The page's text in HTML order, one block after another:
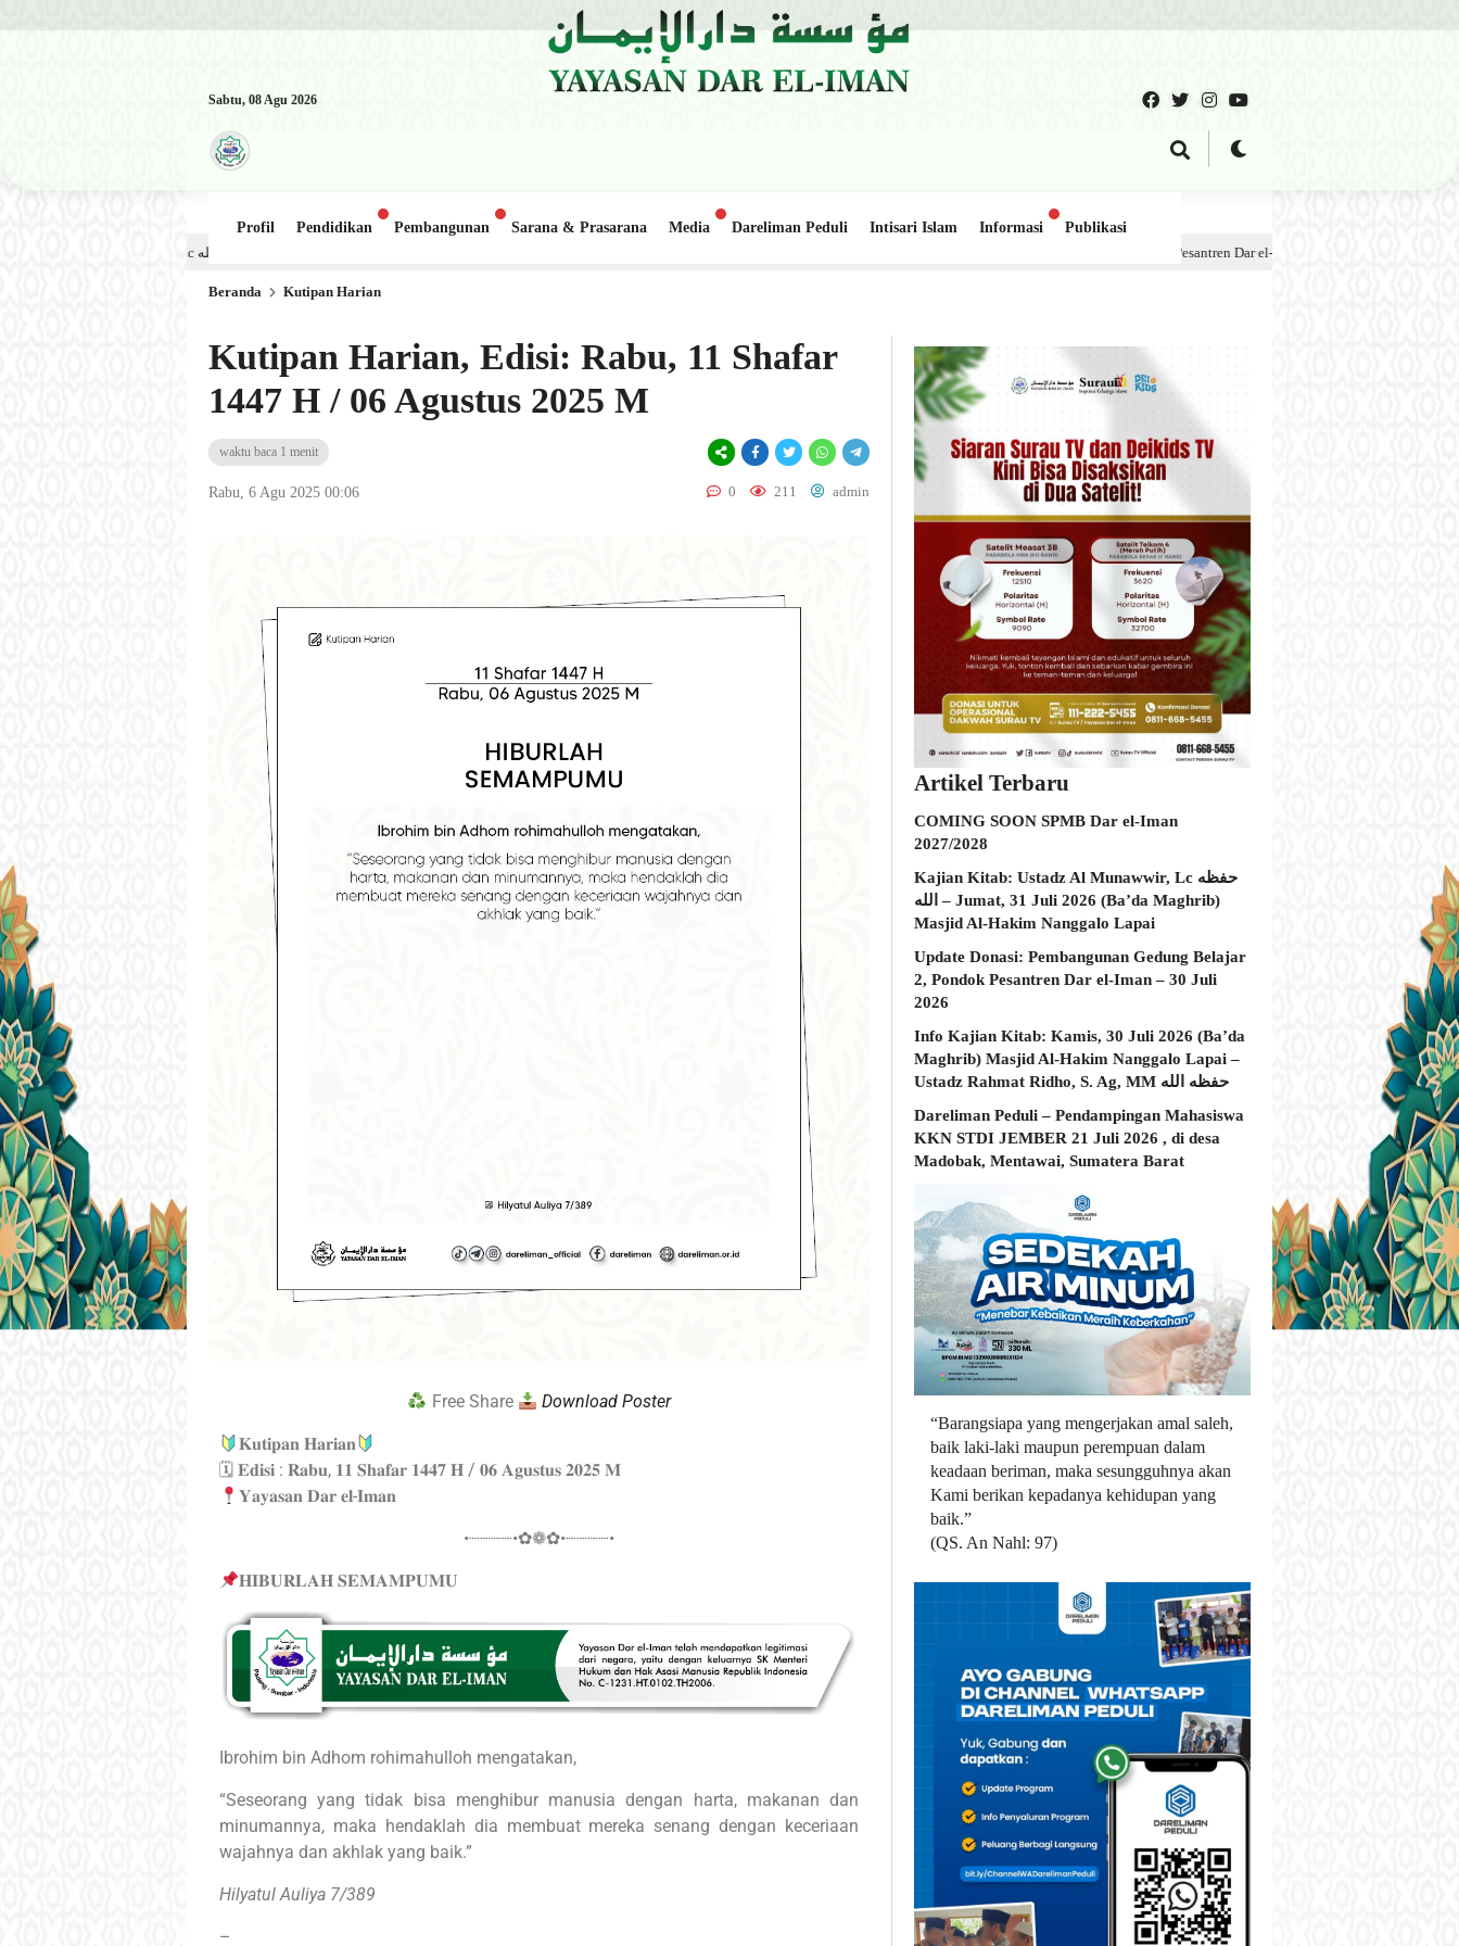
Sabtu, 08 Agu 2026
Profil Pendidikan Pembangunan Sarana & Prasarana Media Dareliman Peduli Intisari Islam Informasi
Publikasi
Kajian Kitab: Ustadz Al Munawwir, Lc حفظه الله – Jumat, 31 Juli 2026 (Ba’da Maghrib) Masjid Al-Hakim Nanggalo Lapai
Update Donasi: Pembangunan Gedung Belajar 2, Pondok Pesantren Dar el-Iman – 30 Juli 2026
Beranda Kutipan Harian
Kutipan Harian, Edisi: Rabu, 11 Shafar
1447 H / 06 Agustus 2025 M
waktu baca 1 menit
Rabu, 6 Agu 2025 00:06 0 211 admin
Free Share Download Poster
𝐊𝐮𝐭𝐢𝐩𝐚𝐧 𝐇𝐚𝐫𝐢𝐚𝐧
🗓 𝐄𝐝𝐢𝐬𝐢 : 𝐑𝐚𝐛𝐮, 𝟏𝟏 𝐒𝐡𝐚𝐟𝐚𝐫 𝟏𝟒𝟒𝟕 𝐇 / 𝟎𝟔 𝐀𝐠𝐮𝐬𝐭𝐮𝐬 𝟐𝟎𝟐𝟓 𝐌
𝐘𝐚𝐲𝐚𝐬𝐚𝐧 𝐃𝐚𝐫 𝐞𝐥-𝐈𝐦𝐚𝐧
•┈┈┈┈•✿❁✿•┈┈┈┈•
𝐇𝐈𝐁𝐔𝐑𝐋𝐀𝐇 𝐒𝐄𝐌𝐀𝐌𝐏𝐔𝐌𝐔
Ibrohim bin Adhom rohimahulloh mengatakan,
“Seseorang yang tidak bisa menghibur manusia dengan harta, makanan dan
minumannya, maka hendaklah dia membuat mereka senang dengan keceriaan
wajahnya dan akhlak yang baik.”
Hilyatul Auliya 7/389
–
Artikel Terbaru
COMING SOON SPMB Dar el-Iman
2027/2028
Kajian Kitab: Ustadz Al Munawwir, Lc حفظه
الله – Jumat, 31 Juli 2026 (Ba’da Maghrib)
Masjid Al-Hakim Nanggalo Lapai
Update Donasi: Pembangunan Gedung Belajar
2, Pondok Pesantren Dar el-Iman – 30 Juli
2026
Info Kajian Kitab: Kamis, 30 Juli 2026 (Ba’da
Maghrib) Masjid Al-Hakim Nanggalo Lapai –
Ustadz Rahmat Ridho, S. Ag, MM حفظه الله
Dareliman Peduli – Pendampingan Mahasiswa
KKN STDI JEMBER 21 Juli 2026 , di desa
Madobak, Mentawai, Sumatera Barat
“Barangsiapa yang mengerjakan amal saleh,
baik laki-laki maupun perempuan dalam
keadaan beriman, maka sesungguhnya akan
Kami berikan kepadanya kehidupan yang
baik.”
(QS. An Nahl: 97)